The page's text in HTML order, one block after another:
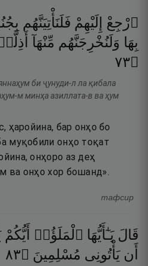
ٱرْجِعْ إِلَيْهِمْ فَلَنَأْتِيَنَّهُم
بِهَا وَلَنُخْرِجَنَّهُم مِّنْهَآ
۝٣٧
би ҷунуди-л ла қибала
м минҳа азиллата-в ва ҳум
ҳаройина, бар онҳо бо
муқобили онҳо тоқат
онҳоро аз деҳ
ва онҳо хор бошанд».
тафсир
قَالَ يَـٰٓأَيُّهَا ٱلْمَلَؤُا۟ أَيُّكُمْ
أَن يَأْتُونِى مُسْلِمِينَ ۝٣٨